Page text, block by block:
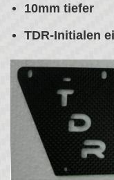
10mm tiefer
TDR-Initialen